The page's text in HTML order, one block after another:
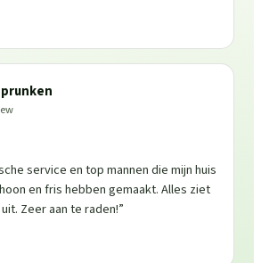
service en top mannen die mijn huis
en fris hebben gemaakt. Alles ziet
Zeer aan te raden!”